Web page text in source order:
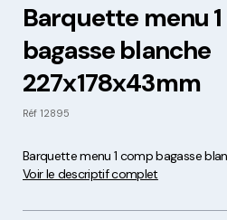
Barquette menu
bagasse blanche
227x178x43mm
Réf 12895
Barquette menu 1 comp bagasse
Voir le descriptif complet